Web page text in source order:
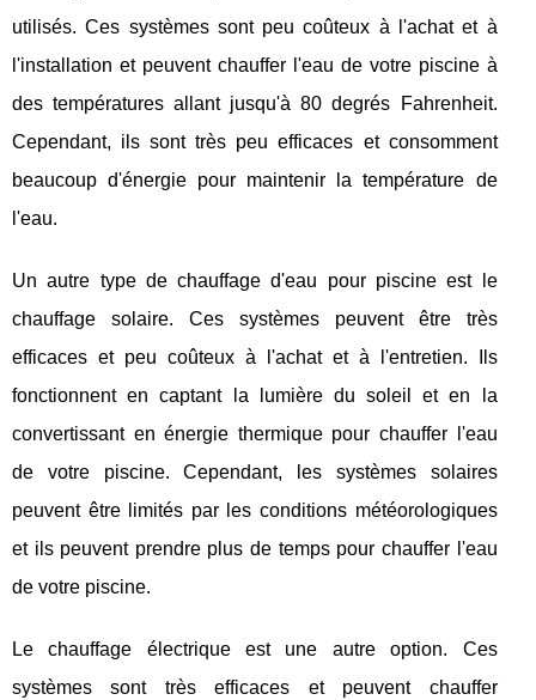
utilisés. Ces systèmes sont peu coûteux à l'achat et à
l'installation et peuvent chauffer l'eau de votre piscine à
des températures allant jusqu'à 80 degrés Fahrenheit.
Cependant, ils sont très peu efficaces et consomment
beaucoup d'énergie pour maintenir la température de
l'eau.
Un autre type de chauffage d'eau pour piscine est le
chauffage solaire. Ces systèmes peuvent être très
efficaces et peu coûteux à l'achat et à l'entretien. Ils
fonctionnent en captant la lumière du soleil et en la
convertissant en énergie thermique pour chauffer l'eau
de votre piscine. Cependant, les systèmes solaires
peuvent être limités par les conditions météorologiques
et ils peuvent prendre plus de temps pour chauffer l'eau
de votre piscine.
Le chauffage électrique est une autre option. Ces
systèmes sont très efficaces et peuvent chauffer